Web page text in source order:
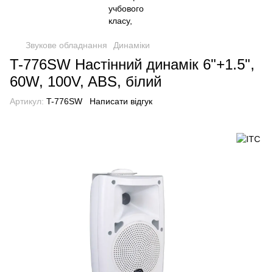
Звукове обладнання Динаміки
T-776SW Настінний динамік 6"+1.5",
60W, 100V, ABS, білий
Артикул: T-776SW Написати відгук